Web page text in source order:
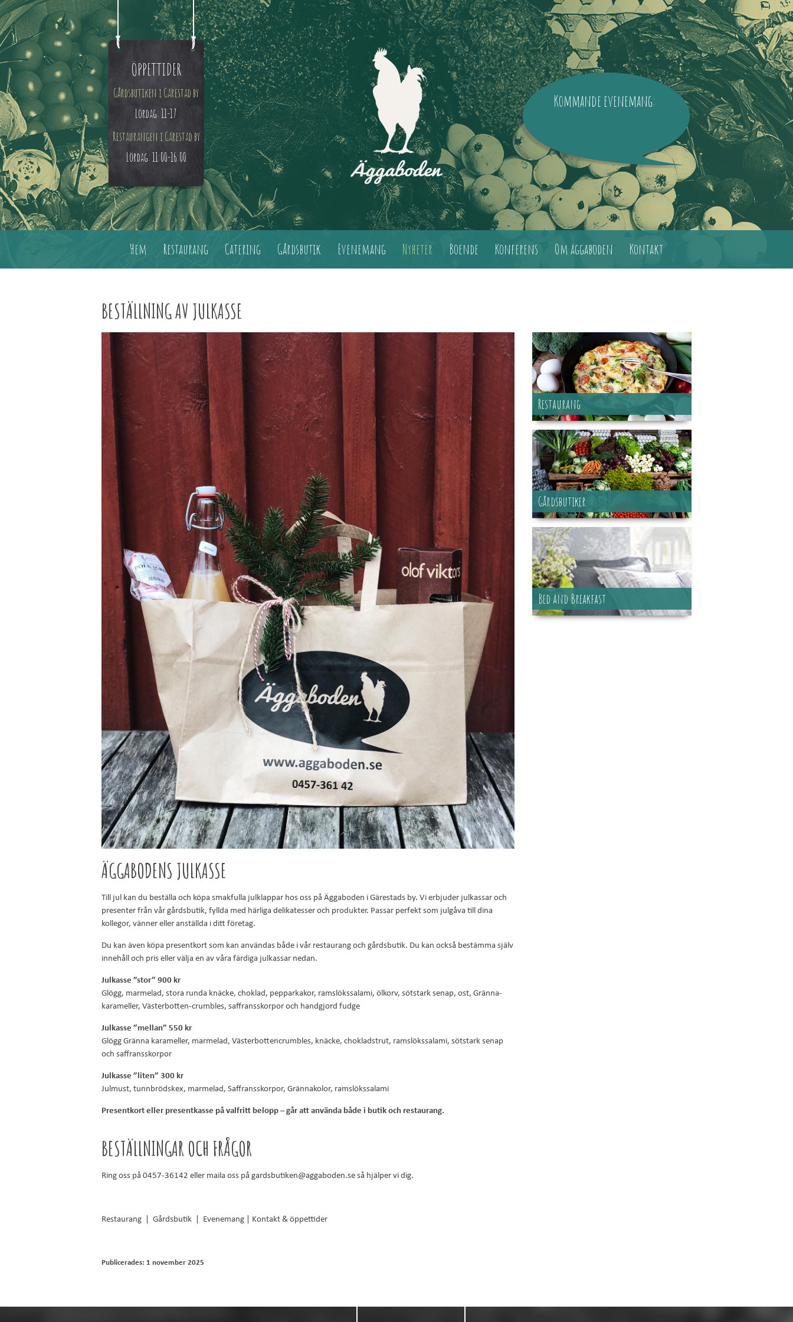
ÖPPETTIDER
Gårdsbutiken i Gärestad by
Lördag: 11-17
Restaurangen i Gärestad by
Lördag: 11:00-16:00
Kommande evenemang:
Hem Restaurang Catering Gårdsbutik Evenemang Nyheter Boende Konferens Om äggaboden Kontakt
BESTÄLLNING AV JULKASSE
ÄGGABODENS JULKASSE
Till jul kan du beställa och köpa smakfulla julklappar hos oss på Äggaboden i Gärestads by. Vi erbjuder julkassar och
presenter från vår gårdsbutik, fyllda med härliga delikatesser och produkter. Passar perfekt som julgåva till dina
kollegor, vänner eller anställda i ditt företag.
Du kan även köpa presentkort som kan användas både i vår restaurang och gårdsbutik. Du kan också bestämma själv
innehåll och pris eller välja en av våra färdiga julkassar nedan.
Julkasse ”stor” 900 kr
Glögg, marmelad, stora runda knäcke, choklad, pepparkakor, ramslökssalami, ölkorv, sötstark senap, ost, Gränna-
karameller, Västerbotten-crumbles, saffransskorpor och handgjord fudge
Julkasse ”mellan” 550 kr
Glögg Gränna karameller, marmelad, Västerbottencrumbles, knäcke, chokladstrut, ramslökssalami, sötstark senap
och saffransskorpor
Julkasse ”liten” 300 kr
Julmust, tunnbrödskex, marmelad, Saffransskorpor, Grännakolor, ramslökssalami
Presentkort eller presentkasse på valfritt belopp – går att använda både i butik och restaurang.
BESTÄLLNINGAR OCH FRÅGOR
Ring oss på 0457-36142 eller maila oss på gardsbutiken@aggaboden.se så hjälper vi dig.
Restaurang Gårdsbutik Evenemang Kontakt & öppettider
Publicerades: 1 november 2025
Restaurang
Gårdsbutiker
Bed and Breakfast